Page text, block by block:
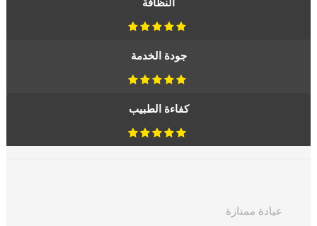
النظافة
جودة الخدمة
كفاءة الطبيب
عيادة ممتازة